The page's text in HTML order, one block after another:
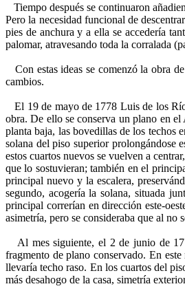
Tiempo después se continuaron
Pero la necesidad funcional de
pies de anchura y a ella se accedería
palomar, atravesando toda la corralada
Con estas ideas se comenzó la obra
cambios.
El 19 de mayo de 1778 Luis de los
obra. De ello se conserva un plano en
planta baja, las bovedillas de los techos
solana del piso superior prolongándose
estos cuartos nuevos se vuelven a
que lo sostuvieran; también en el
principal nuevo y la escalera,
segundo, acogería la solana, situada
principal correrían en dirección este-
asimetría, pero se consideraba que al no
Al mes siguiente, el 2 de junio de
fragmento de plano conservado. En
llevaría techo raso. En los cuartos del
más desahogo de la casa, simetría